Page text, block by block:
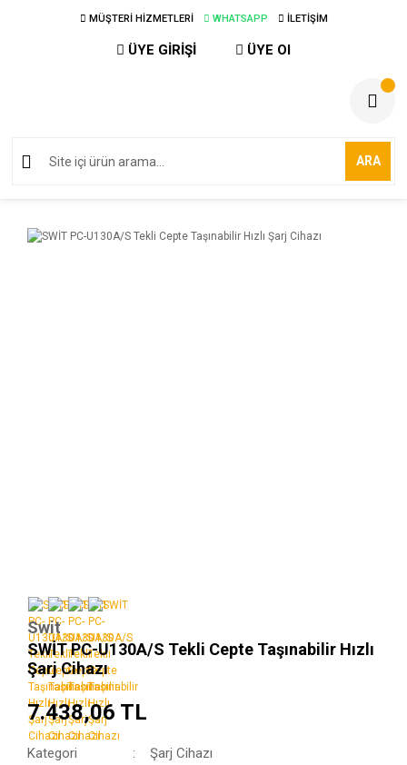
MÜŞTERİ HİZMETLERİ WHATSAPP İLETİŞİM
ÜYE GİRİŞİ ÜYE Ol
ARA
Swit
SWİT PC-U130A/S Tekli Cepte Taşınabilir Hızlı
Şarj Cihazı
7.438,06 TL
Kategori
Şarj Cihazı